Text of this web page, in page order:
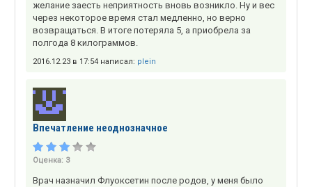
желание заесть неприятность вновь возникло. Ну и вес
через некоторое время стал медленно, но верно
возвращаться. В итоге потеряла 5, а приобрела за
полгода 8 килограммов.
2016.12.23 в 17:54 написал: plein
Впечатление неоднозначное
Оценка: 3
Врач назначил Флуоксетин после родов, у меня было